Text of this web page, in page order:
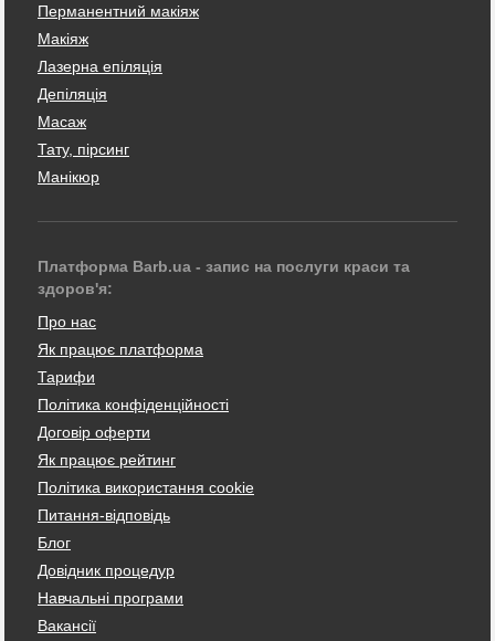
Перманентний макіяж
Макіяж
Лазерна епіляція
Депіляція
Масаж
Тату, пірсинг
Манікюр
Платформа Barb.ua - запис на послуги краси та
здоров'я:
Про нас
Як працює платформа
Тарифи
Політика конфіденційності
Договір оферти
Як працює рейтинг
Політика використання cookie
Питання-відповідь
Блог
Довідник процедур
Навчальні програми
Вакансії